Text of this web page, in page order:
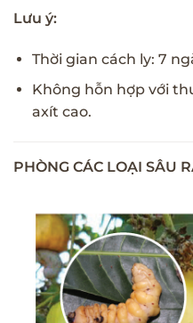
Lưu ý:
Thời gian cách ly: 7
Không hỗn hợp với
axít cao.
PHÒNG CÁC LOẠI SÂU